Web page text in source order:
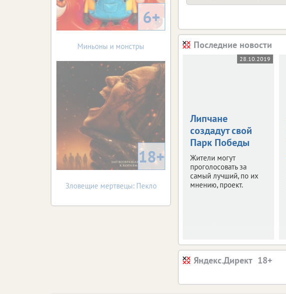
Последние новости
28.10.2019
Липчане
создадут свой
Парк Победы
Жители могут
проголосовать за
самый лучший, по их
мнению, проект.
Яндекс.Директ
6+
Миньоны и монстры
18+
Зловещие мертвецы: Пекло